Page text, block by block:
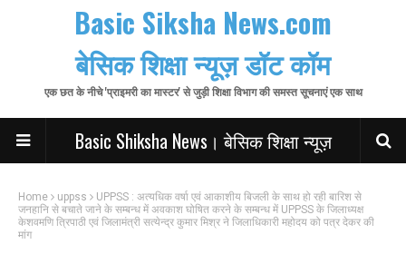
Basic Siksha News.com
बेसिक शिक्षा न्यूज़ डॉट कॉम
एक छत के नीचे 'प्राइमरी का मास्टर' से जुड़ी शिक्षा विभाग की समस्त सूचनाएं एक साथ
Basic Shiksha News। बेसिक शिक्षा न्यूज़
Home uppss
UPPSS : अत्यधिक वर्षा एवं आकाशीय बिजली के साथ हो रही बारिश से
जनहानि से बचाते जाने के सम्बन्ध में अवकाश घोषित करने के सम्बन्ध में UPPSS के जिलाध्यक्ष
केशवमणि त्रिपाठी एवं जिलामंत्री सत्येन्द्र कुमार मिश्र ने जिलाधिकारी महोदय को पत्र देकर की
मांग